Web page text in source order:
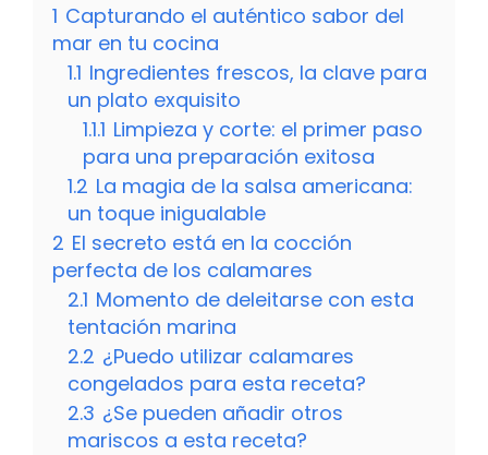
1 Capturando el auténtico sabor del
mar en tu cocina
1.1 Ingredientes frescos, la clave para
un plato exquisito
1.1.1 Limpieza y corte: el primer paso
para una preparación exitosa
1.2 La magia de la salsa americana:
un toque inigualable
2 El secreto está en la cocción
perfecta de los calamares
2.1 Momento de deleitarse con esta
tentación marina
2.2 ¿Puedo utilizar calamares
congelados para esta receta?
2.3 ¿Se pueden añadir otros
mariscos a esta receta?